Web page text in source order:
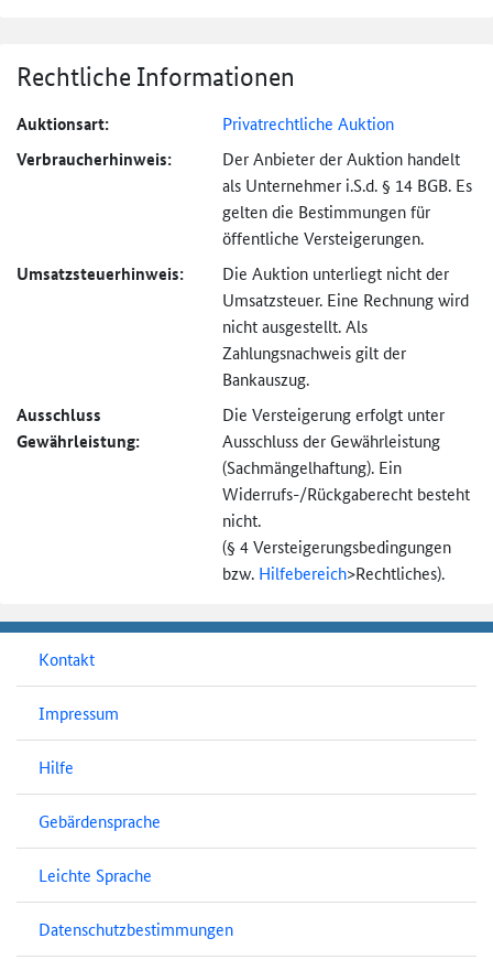
Rechtliche Informationen
Auktionsart: Privatrechtliche Auktion
Verbraucher­hinweis:
Der Anbieter der Auktion handelt
als Unternehmer i.S.d. § 14 BGB. Es
gelten die Bestimmungen für
öffentliche Versteigerungen.
Umsatzsteuer­hinweis:
Die Auktion unterliegt nicht der
Umsatzsteuer. Eine Rechnung wird
nicht ausgestellt. Als
Zahlungsnachweis gilt der
Bankauszug.
Ausschluss
Gewährleistung:
Die Versteigerung erfolgt unter
Ausschluss der Gewährleistung
(Sachmängel­haftung). Ein
Widerrufs-/Rückgaberecht besteht
nicht.
(§ 4 Versteigerungs­bedingungen
bzw. Hilfebereich>Rechtliches).
Kontakt
Impressum
Hilfe
Gebärdensprache
Leichte Sprache
Datenschutzbestimmungen